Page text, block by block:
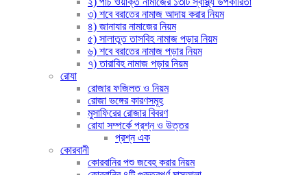
৩) শবে বরাতের নামাজ আদায় করার নিয়ম
৪) জানাযার নামাজের নিয়ম
৫) সালাতুত তাসবিহ নামাজ পড়ার নিয়ম
৬) শবে বরাতের নামাজ পড়ার নিয়ম
৭) তারাবিহ নামাজ পড়ার নিয়ম
রোযা
রোজার ফজিলত ও নিয়ম
রোজা ভঙ্গের কারণসমূহ
মুসাফিরের রোজার বিবরণ
রোযা সম্পর্কে প্রশ্ন ও উত্তর
প্রশ্ন এক
কোরবানী
কোরবানির পশু জবেহ করার নিয়ম